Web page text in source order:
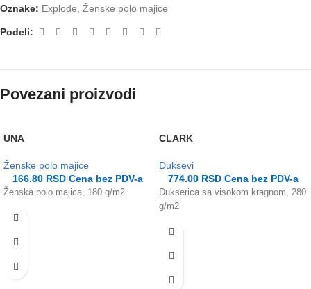
Oznake: Explode Ženske polo majice
Podeli:
Povezani proizvodi
UNA
Ženske polo majice
166.80 RSD Cena bez PDV-a
Ženska polo majica, 180 g/m2
CLARK
Duksevi
774.00 RSD Cena bez PDV-a
Dukserica sa visokom kragnom, 280
g/m2